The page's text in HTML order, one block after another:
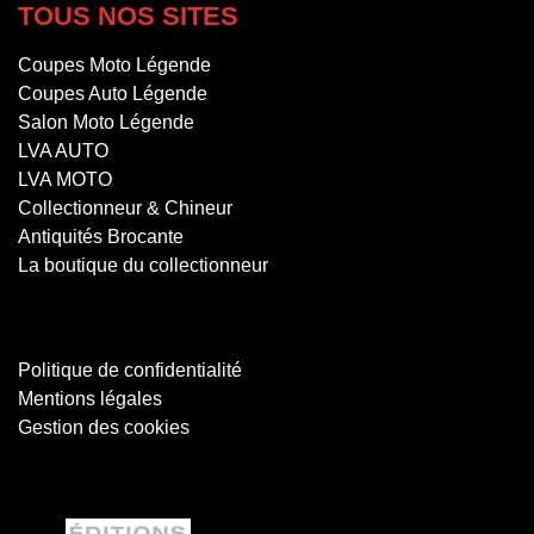
TOUS NOS SITES
Coupes Moto Légende
Coupes Auto Légende
Salon Moto Légende
LVA AUTO
LVA MOTO
Collectionneur & Chineur
Antiquités Brocante
La boutique du collectionneur
Politique de confidentialité
Mentions légales
Gestion des cookies